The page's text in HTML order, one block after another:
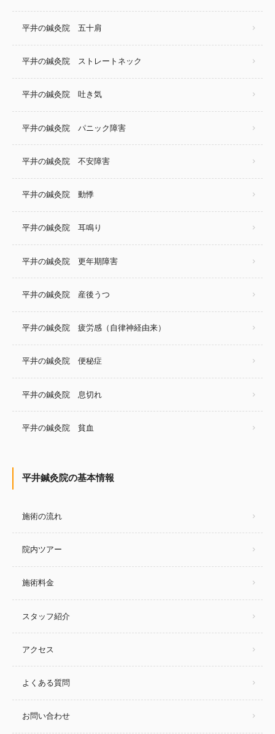
平井の鍼灸院 五十肩
平井の鍼灸院 ストレートネック
平井の鍼灸院 吐き気
平井の鍼灸院 パニック障害
平井の鍼灸院 不安障害
平井の鍼灸院 動悸
平井の鍼灸院 耳鳴り
平井の鍼灸院 更年期障害
平井の鍼灸院 産後うつ
平井の鍼灸院 疲労感（自律神経由来）
平井の鍼灸院 便秘症
平井の鍼灸院 息切れ
平井の鍼灸院 貧血
平井鍼灸院の基本情報
施術の流れ
院内ツアー
施術料金
スタッフ紹介
アクセス
よくある質問
お問い合わせ